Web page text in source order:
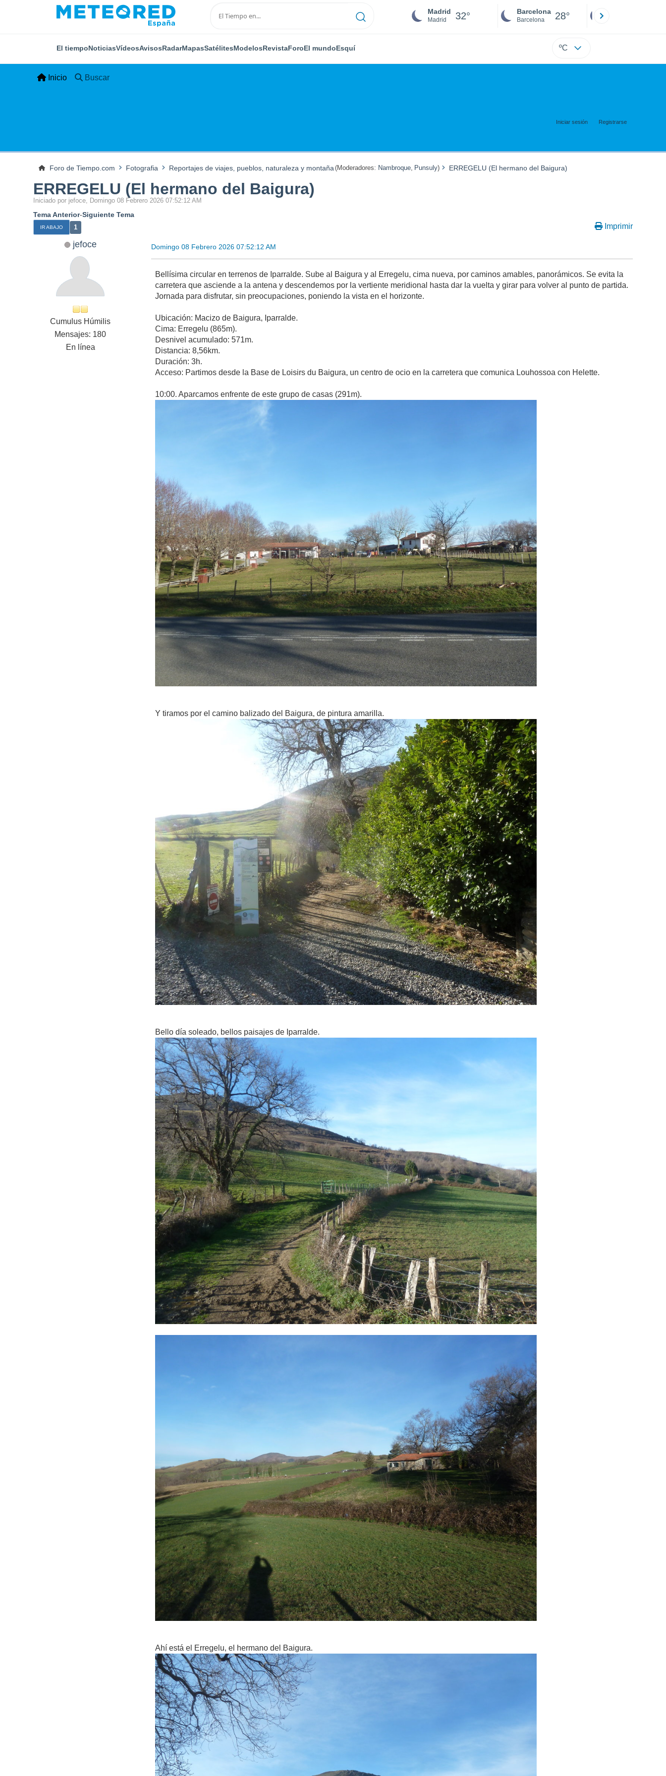
Madrid
Madrid 32° Barcelona
Barcelona 28°
El tiempoNoticiasVídeosAvisosRadarMapasSatélitesModelosRevistaForoEl mundoEsquí ºC
Inicio Buscar
Iniciar sesión Registrarse
Foro de Tiempo.com Fotografia Reportajes de viajes, pueblos, naturaleza y montaña (Moderadores: Nambroque, Punsuly) ERREGELU (El hermano del Baigura)
ERREGELU (El hermano del Baigura)
Iniciado por jefoce, Domingo 08 Febrero 2026 07:52:12 AM
Tema Anterior-Siguiente Tema
IR ABAJO 1 Imprimir
jefoce
Cumulus Húmilis
Mensajes: 180
En línea
Domingo 08 Febrero 2026 07:52:12 AM
Bellísima circular en terrenos de Iparralde. Sube al Baigura y al Erregelu, cima nueva, por caminos amables, panorámicos. Se evita la
carretera que asciende a la antena y descendemos por la vertiente meridional hasta dar la vuelta y girar para volver al punto de partida.
Jornada para disfrutar, sin preocupaciones, poniendo la vista en el horizonte.
Ubicación: Macizo de Baigura, Iparralde.
Cima: Erregelu (865m).
Desnivel acumulado: 571m.
Distancia: 8,56km.
Duración: 3h.
Acceso: Partimos desde la Base de Loisirs du Baigura, un centro de ocio en la carretera que comunica Louhossoa con Helette.
10:00. Aparcamos enfrente de este grupo de casas (291m).
Y tiramos por el camino balizado del Baigura, de pintura amarilla.
Bello día soleado, bellos paisajes de Iparralde.
Ahí está el Erregelu, el hermano del Baigura.